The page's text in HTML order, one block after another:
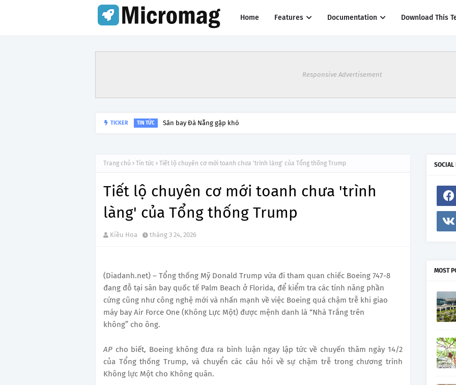
Home Features Documentation Download This
Responsive Advertisement
TICKER TIN TỨC Lý do tạm dừng khai thác một số đường bay từ 1/4
Trang chủ Tin tức Tiết lộ chuyên cơ mới toanh chưa 'trình làng' của Tổng thống Trump
Tiết lộ chuyên cơ mới toanh chưa 'trình
làng' của Tổng thống Trump
Kiều Hoa tháng 3 24, 2026
(Diadanh.net) – Tổng thống Mỹ Donald Trump vừa đi tham quan chiếc Boeing 747-8
đang đỗ tại sân bay quốc tế Palm Beach ở Florida, để kiểm tra các tính năng phần
cứng cũng như công nghệ mới và nhấn mạnh về việc Boeing quá chậm trễ khi giao
máy bay Air Force One (Không Lực Một) được mệnh danh là “Nhà Trắng trên
không” cho ông.
AP cho biết, Boeing không đưa ra bình luận ngay lập tức về chuyến thăm ngày 14/2
của Tổng thống Trump, và chuyển các câu hỏi về sự chậm trễ trong chương trình
Không lực Một cho Không quân.
SOCIAL
MOST